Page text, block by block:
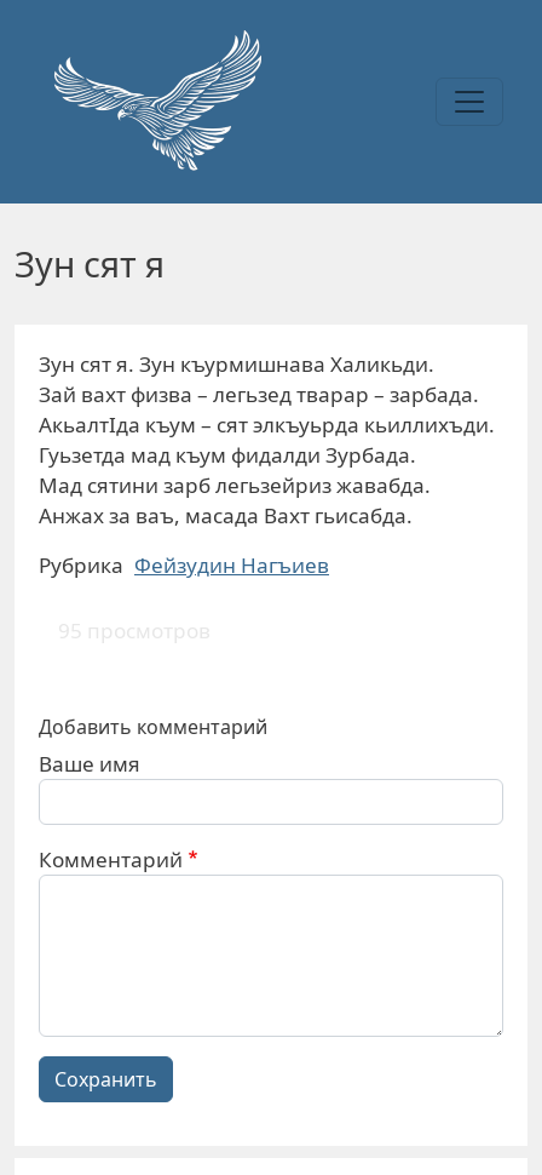
Зун сят я
Зун сят я. Зун къурмишнава Халикьди.
Зай вахт физва – легьзед тварар – зарбада.
АкьалтIда къум – сят элкъуьрда кьиллихъди.
Гуьзетда мад къум фидалди Зурбада.
Мад сятини зарб легьзейриз жавабда.
Анжах за ваъ, масада Вахт гьисабда.
Рубрика Фейзудин Нагъиев
95 просмотров
Добавить комментарий
Ваше имя
Комментарий
Сохранить